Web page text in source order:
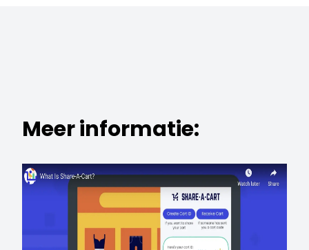
Meer informatie: